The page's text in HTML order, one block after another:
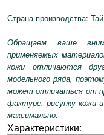
Страна производства:
Обращаем ваше
применяемых
кожи отличаются
модельного ряда,
может отличаться от
фактуре, рисунку кожи
максимально.
Характеристики: